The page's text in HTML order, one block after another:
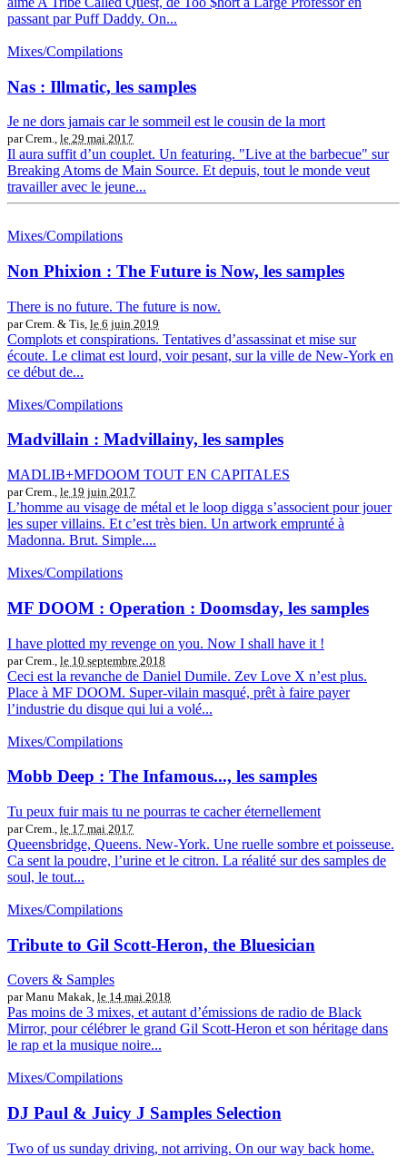
passant par Puff Daddy. On...
Mixes/Compilations
Nas : Illmatic, les samples
Je ne dors jamais car le sommeil est le cousin de la mort
par Crem., le 29 mai 2017
Il aura suffit d’un couplet. Un featuring. "Live at the barbecue" sur
Breaking Atoms de Main Source. Et depuis, tout le monde veut
travailler avec le jeune...
Mixes/Compilations
Non Phixion : The Future is Now, les samples
There is no future. The future is now.
par Crem. & Tis, le 6 juin 2019
Complots et conspirations. Tentatives d’assassinat et mise sur
écoute. Le climat est lourd, voir pesant, sur la ville de New-York en
ce début de...
Mixes/Compilations
Madvillain : Madvillainy, les samples
MADLIB+MFDOOM TOUT EN CAPITALES
par Crem., le 19 juin 2017
L’homme au visage de métal et le loop digga s’associent pour jouer
les super villains. Et c’est très bien. Un artwork emprunté à
Madonna. Brut. Simple....
Mixes/Compilations
MF DOOM : Operation : Doomsday, les samples
I have plotted my revenge on you. Now I shall have it !
par Crem., le 10 septembre 2018
Ceci est la revanche de Daniel Dumile. Zev Love X n’est plus.
Place à MF DOOM. Super-vilain masqué, prêt à faire payer
l’industrie du disque qui lui a volé...
Mixes/Compilations
Mobb Deep : The Infamous..., les samples
Tu peux fuir mais tu ne pourras te cacher éternellement
par Crem., le 17 mai 2017
Queensbridge, Queens. New-York. Une ruelle sombre et poisseuse.
Ca sent la poudre, l’urine et le citron. La réalité sur des samples de
soul, le tout...
Mixes/Compilations
Tribute to Gil Scott-Heron, the Bluesician
Covers & Samples
par Manu Makak, le 14 mai 2018
Pas moins de 3 mixes, et autant d’émissions de radio de Black
Mirror, pour célébrer le grand Gil Scott-Heron et son héritage dans
le rap et la musique noire...
Mixes/Compilations
DJ Paul & Juicy J Samples Selection
Two of us sunday driving, not arriving. On our way back home.